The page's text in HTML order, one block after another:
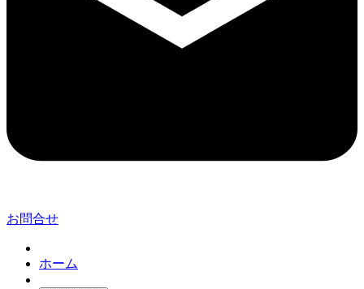
お問合せ
ホーム